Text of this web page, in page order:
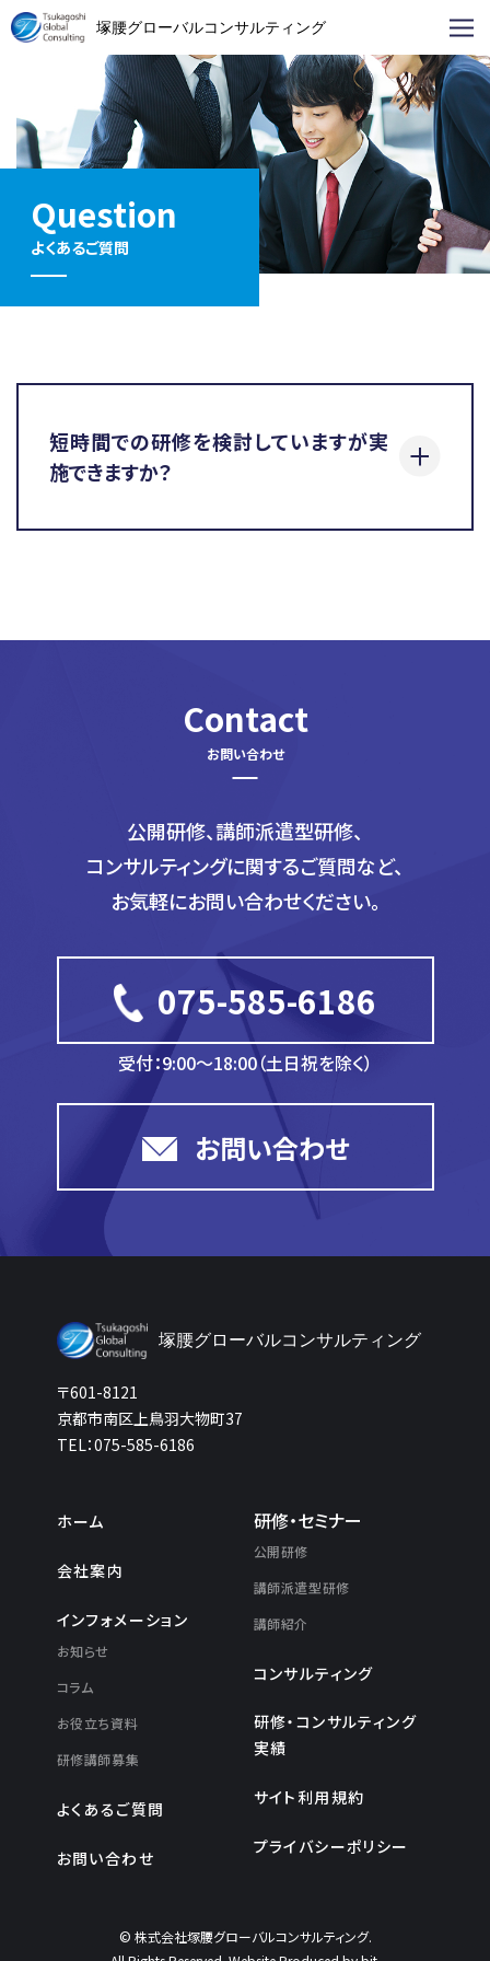
塚腰グローバルコンサルティング
Question
よくあるご質問
短時間での研修を検討していますが実
施できますか？
Contact
公開研修、講師派遣型研修、
コンサルティングに関するご質問など、
お気軽にお問い合わせください。
075-585-6186
受付：9:00～18:00（土日祝を除く）
お問い合わせ
塚腰グローバルコンサルティング
〒601-8121
京都市南区上鳥羽大物町37
TEL：075-585-6186
ホーム
会社案内
インフォメーション
お知らせ
コラム
お役立ち資料
研修講師募集
よくあるご質問
お問い合わせ
研修・セミナー
公開研修
講師派遣型研修
講師紹介
コンサルティング
研修・コンサルティング
実績
サイト利用規約
プライバシーポリシー
© 株式会社塚腰グローバルコンサルティング.